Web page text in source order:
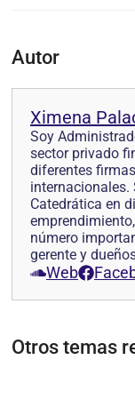
Autor
Ximena
Soy
sector privado
diferentes
internacionales.
Catedrática en
número
gerente y
Web
Otros temas